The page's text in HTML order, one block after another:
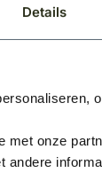
Details
onze
& rvs